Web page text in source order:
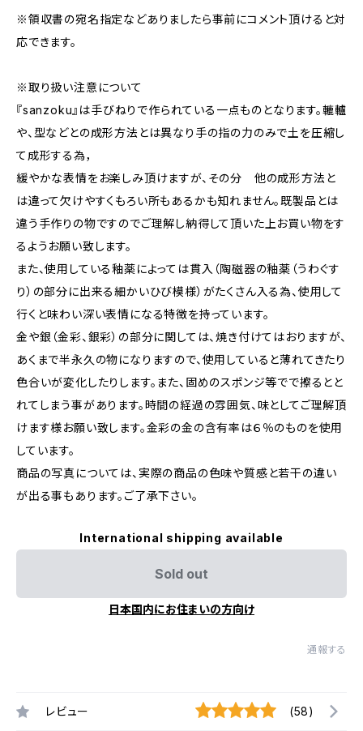
※領収書の宛名指定などありましたら事前にコメント頂けると対
応できます。
※取り扱い注意について
『sanzoku』は手びねりで作られている一点ものとなります。轆轤
や、型などとの成形方法とは異なり手の指の力のみで土を圧縮し
て成形する為，
緩やかな表情をお楽しみ頂けますが、その分 他の成形方法と
は違って欠けやすくもろい所もあるかも知れません。既製品とは
違う手作りの物ですのでご理解し納得して頂いた上お買い物をす
るようお願い致します。
また、使用している釉薬によっては貫入（陶磁器の釉薬（うわぐす
り）の部分に出来る細かいひび模様）がたくさん入る為、使用して
行くと味わい深い表情になる特徴を持っています。
金や銀（金彩、銀彩）の部分に関しては、焼き付けてはおりますが、
あくまで半永久の物になりますので、使用していると薄れてきたり
色合いが変化したりします。また、固めのスポンジ等でで擦るとと
れてしまう事があります。時間の経過の雰囲気、味としてご理解頂
けます様お願い致します。金彩の金の含有率は６％のものを使用
しています。
商品の写真については、実際の商品の色味や質感と若干の違い
が出る事もあります。ご了承下さい。
International shipping available
Sold out
日本国内にお住まいの方向け
通報する
レビュー (58)